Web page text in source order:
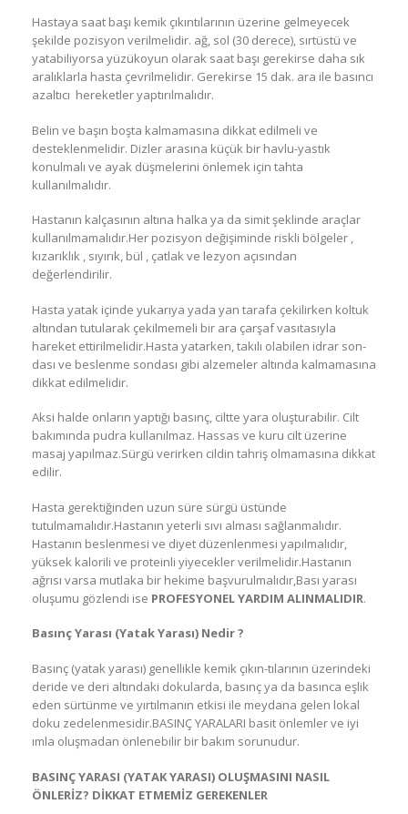
Hastaya saat başı kemik çıkıntılarının üzerine gelmeyecek
şekilde pozisyon verilmelidir. ağ, sol (30 derece), sırtüstü ve
yatabiliyorsa yüzükoyun olarak saat başı gerekirse daha sık
aralıklarla hasta çevrilmelidir. Gerekirse 15 dak. ara ile basıncı
azaltıcı hereketler yaptırılmalıdır.
Belin ve başın boşta kalmamasına dikkat edilmeli ve
desteklenmelidir. Dizler arasına küçük bir havlu-yastık
konulmalı ve ayak düşmelerini önlemek için tahta
kullanılmalıdır.
Hastanın kalçasının altına halka ya da simit şeklinde araçlar
kullanılmamalıdır.Her pozisyon değişiminde riskli bölgeler ,
kızarıklık , sıyırık, bül , çatlak ve lezyon açısından
değerlendirilir.
Hasta yatak içinde yukarıya yada yan tarafa çekilirken koltuk
altından tutularak çekilmemeli bir ara çarşaf vasıtasıyla
hareket ettirilmelidir.Hasta yatarken, takılı olabilen idrar son-
dası ve beslenme sondası gibi alzemeler altında kalmamasına
dikkat edilmelidir.
Aksi halde onların yaptığı basınç, ciltte yara oluşturabilir. Cilt
bakımında pudra kullanılmaz. Hassas ve kuru cilt üzerine
masaj yapılmaz.Sürgü verirken cildin tahriş olmamasına dikkat
edilir.
Hasta gerektiğinden uzun süre sürgü üstünde
tutulmamalıdır.Hastanın yeterli sıvı alması sağlanmalıdır.
Hastanın beslenmesi ve diyet düzenlenmesi yapılmalıdır,
yüksek kalorili ve proteinli yiyecekler verilmelidir.Hastanın
ağrısı varsa mutlaka bir hekime başvurulmalıdır,Bası yarası
oluşumu gözlendi ise PROFESYONEL YARDIM ALINMALIDIR.
Basınç Yarası (Yatak Yarası) Nedir ?
Basınç (yatak yarası) genellikle kemik çıkın-tılarının üzerindeki
deride ve deri altındaki dokularda, basınç ya da basınca eşlik
eden sürtünme ve yırtılmanın etkisi ile meydana gelen lokal
doku zedelenmesidir.BASINÇ YARALARI basit önlemler ve iyi
ımla oluşmadan önlenebilir bir bakım sorunudur.
BASINÇ YARASI (YATAK YARASI) OLUŞMASINI NASIL
ÖNLERİZ? DİKKAT ETMEMİZ GEREKENLER